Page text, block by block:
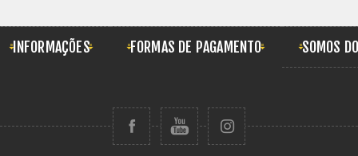
INFORMAÇÕES FORMAS DE PAGAMENTO SOMOS